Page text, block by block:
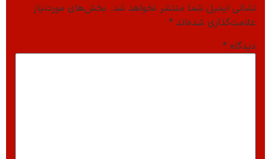
نشانی ایمیل شما منتشر نخواهد شد. بخش‌های موردنیاز
علامت‌گذاری شده‌اند *
دیدگاه *